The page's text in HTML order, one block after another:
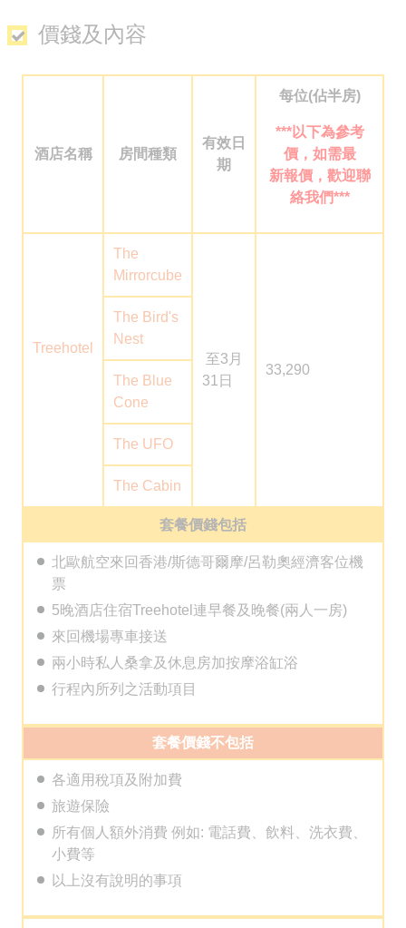
免費取得 Sun N Sea 最新資訊
價錢及內容
酒店名稱 房間種類
有效日
期
每位(佔半房)
***以下為參考
價，如需最
新報價，歡迎聯
絡我們***
Treehotel
The
Mirrorcube
至3月
31日
33,290
The Bird's
Nest
The Blue
Cone
The UFO
The Cabin
套餐價錢包括
北歐航空來回香港/斯德哥爾摩/呂勒奧經濟客位機
票
5晚酒店住宿Treehotel連早餐及晚餐(兩人一房)
來回機場專車接送
兩小時私人桑拿及休息房加按摩浴缸浴
行程內所列之活動項目
套餐價錢不包括
各適用稅項及附加費
旅遊保險
所有個人額外消費 例如: 電話費、飲料、洗衣費、
小費等
以上沒有說明的事項